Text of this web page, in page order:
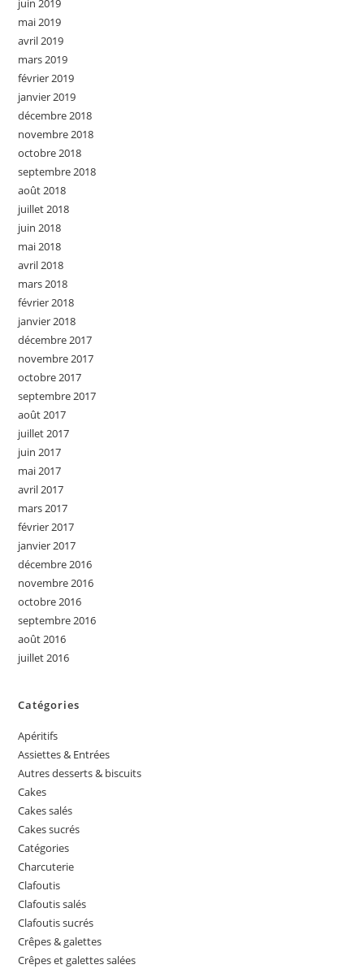
juin 2019
mai 2019
avril 2019
mars 2019
février 2019
janvier 2019
décembre 2018
novembre 2018
octobre 2018
septembre 2018
août 2018
juillet 2018
juin 2018
mai 2018
avril 2018
mars 2018
février 2018
janvier 2018
décembre 2017
novembre 2017
octobre 2017
septembre 2017
août 2017
juillet 2017
juin 2017
mai 2017
avril 2017
mars 2017
février 2017
janvier 2017
décembre 2016
novembre 2016
octobre 2016
septembre 2016
août 2016
juillet 2016
Catégories
Apéritifs
Assiettes & Entrées
Autres desserts & biscuits
Cakes
Cakes salés
Cakes sucrés
Catégories
Charcuterie
Clafoutis
Clafoutis salés
Clafoutis sucrés
Crêpes & galettes
Crêpes et galettes salées